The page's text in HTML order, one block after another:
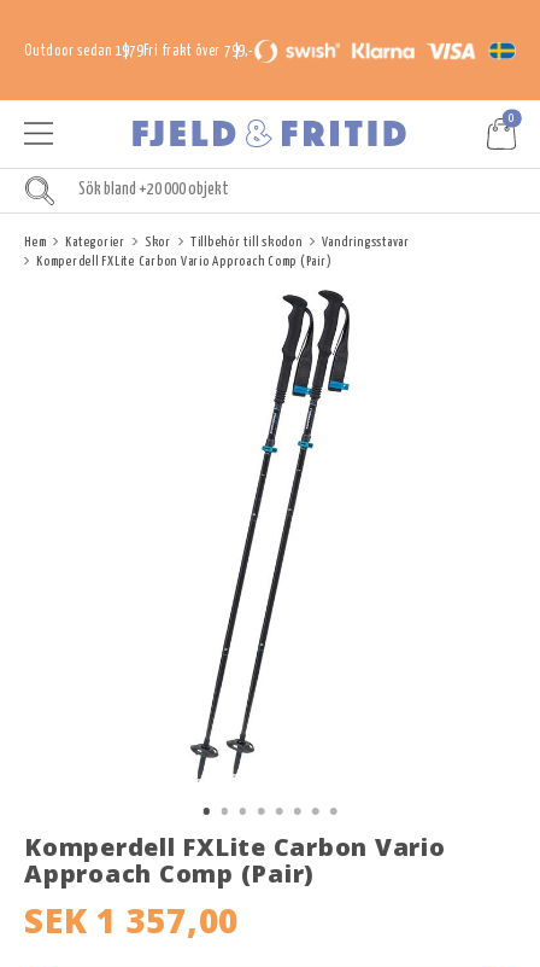
Outdoor sedan 1979Fri frakt över 799,-
0
Hem Kategorier Skor Tillbehör till skodon
Vandringsstavar
Komperdell FXLite Carbon Vario Approach Comp (Pair)
Komperdell FXLite Carbon Vario
Approach Comp (Pair)
SEK 1 357,00